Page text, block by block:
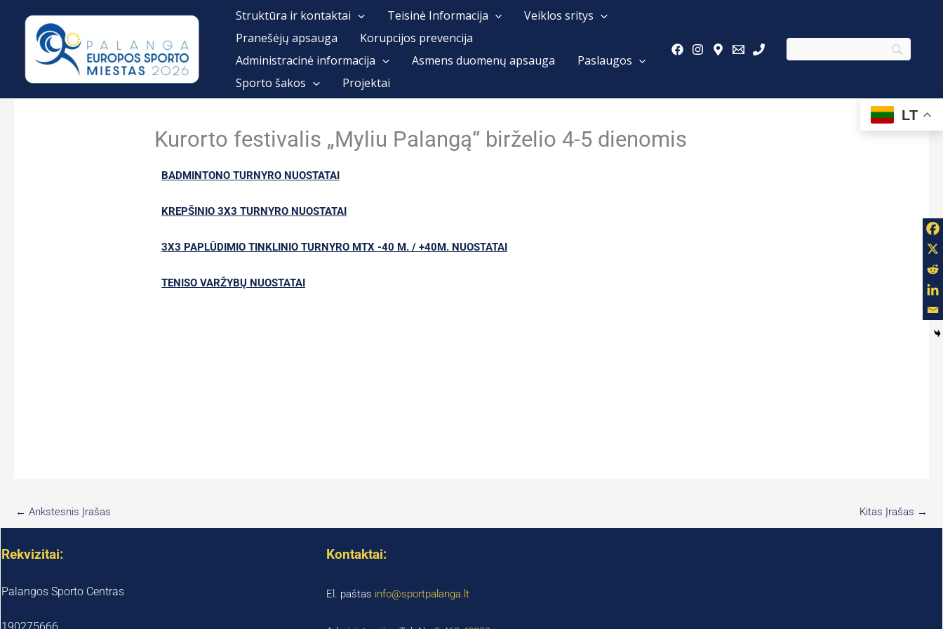
Struktūra ir kontaktai Teisinė Informacija
Veiklos sritys
Pranešėjų apsauga
Korupcijos prevencija
Administracinė informacija
Asmens duomenų apsauga
Paslaugos
Sporto šakos
Projektai
LT
Kurorto festivalis „Myliu Palangą“ birželio 4-5 dienomis
BADMINTONO TURNYRO NUOSTATAI
KREPŠINIO 3X3 TURNYRO NUOSTATAI
3X3 PAPLŪDIMIO TINKLINIO TURNYRO MTX -40 M. / +40M. NUOSTATAI
TENISO VARŽYBŲ NUOSTATAI
← Ankstesnis Įrašas Kitas Įrašas →
Rekvizitai:
Palangos Sporto Centras
Kontaktai:
El. paštas info@sportpalanga.lt